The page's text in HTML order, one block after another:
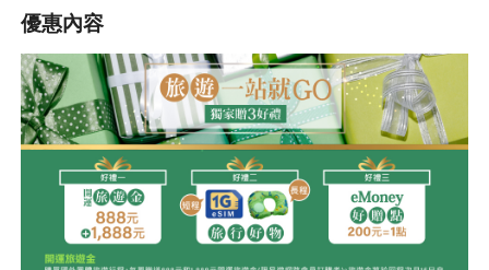
明倫進士排骨
韓國知名的連鎖烤肉吃到飽餐廳，以親民的價格提供多種烤肉品
項，包括調味豬排、五花肉、雞肉等，並包含炸物、辣炒年糕、飲
料和冰淇淋。
優惠內容